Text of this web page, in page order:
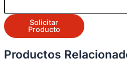
Solicitar
Producto
Productos